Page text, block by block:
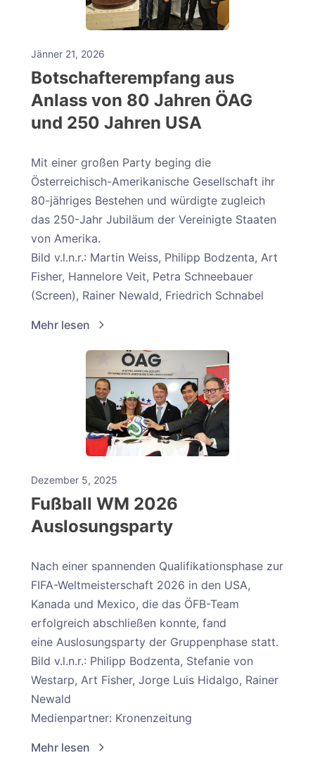
Jänner 21, 2026
Botschafterempfang aus
Anlass von 80 Jahren ÖAG
und 250 Jahren USA
Mit einer großen Party beging die
Österreichisch-Amerikanische Gesellschaft ihr
80-jähriges Bestehen und würdigte zugleich
das 250-Jahr Jubiläum der Vereinigte Staaten
von Amerika.
Bild v.l.n.r.: Martin Weiss, Philipp Bodzenta, Art
Fisher, Hannelore Veit, Petra Schneebauer
(Screen), Rainer Newald, Friedrich Schnabel
Mehr lesen
Dezember 5, 2025
Fußball WM 2026
Auslosungsparty
Nach einer spannenden Qualifikationsphase zur
FIFA-Weltmeisterschaft 2026 in den USA,
Kanada und Mexico, die das ÖFB-Team
erfolgreich abschließen konnte, fand
eine Auslosungsparty der Gruppenphase statt.
Bild v.l.n.r.: Philipp Bodzenta, Stefanie von
Westarp, Art Fisher, Jorge Luis Hidalgo, Rainer
Newald
Medienpartner: Kronenzeitung
Mehr lesen